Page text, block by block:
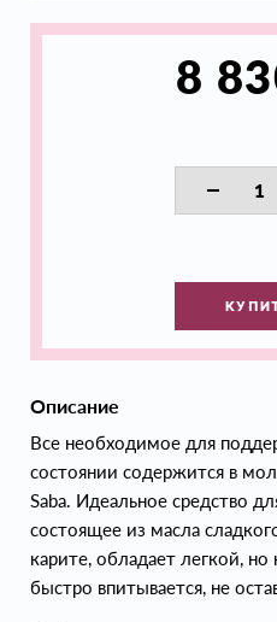
8
Описание
Все необходимое для
состоянии содержится в
Saba. Идеальное средство
состоящее из масла
карите, обладает легкой,
быстро впитывается, не